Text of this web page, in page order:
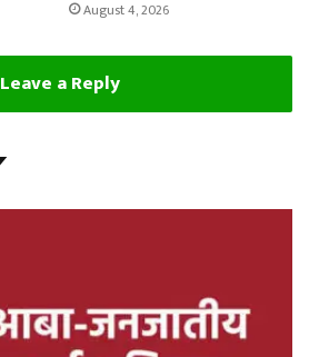
August 4, 2026
Leave a Reply